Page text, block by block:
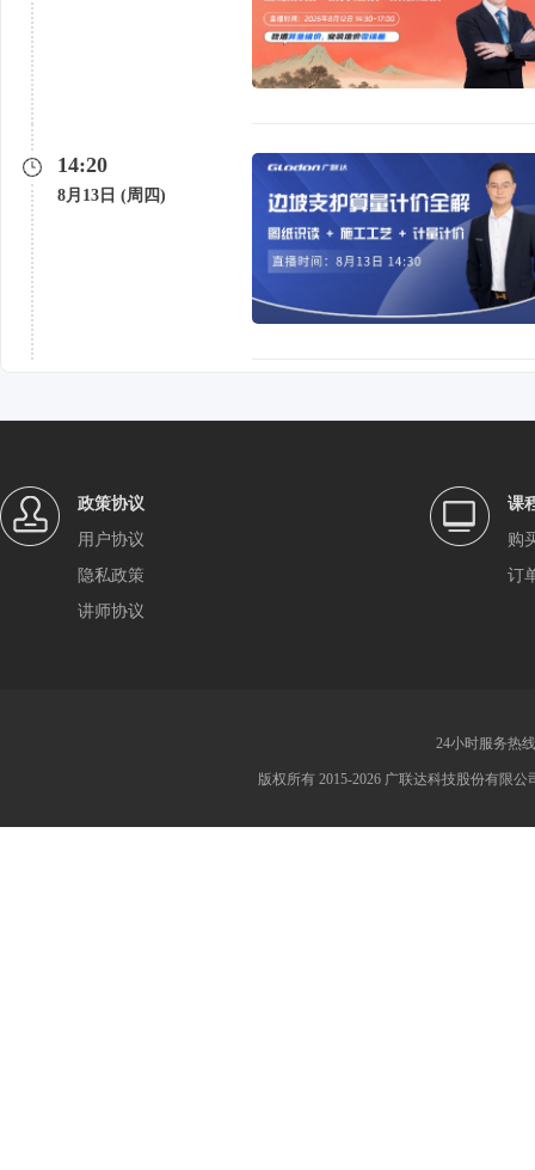
14:20
8月13日 (周四)
政策协议
用户协议
隐私政策
讲师协议
课
购
订
24小时服务热
版权所有 2015-2026 广联达科技股份有限公